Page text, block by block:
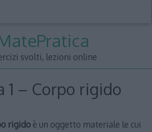
svolti, lezioni online
1 – Corpo rigido
rigidoè un oggetto materiale le cui